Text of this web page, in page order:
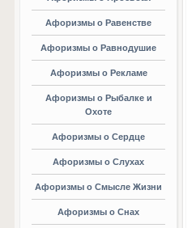
Афоризмы о Равенстве
Афоризмы о Равнодушие
Афоризмы о Рекламе
Афоризмы о Рыбалке и
Охоте
Афоризмы о Сердце
Афоризмы о Слухах
Афоризмы о Смысле Жизни
Афоризмы о Снах